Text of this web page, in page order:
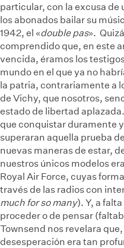
particular, con la excusa de
los abonados bailar su
1942, el «double pas».
comprendido que, en este
vencida, éramos los
mundo en el que ya no
la patria, contrariamente a
de Vichy, que nosotros,
estado de libertad
que conquistar duramente
superaran aquella prueba
nuevas maneras de estar,
nuestros únicos modelos
Royal Air Force, cuyas
través de las radios con
much for so many). Y, a
proceder o de pensar
Townsend nos revelara
desesperación era tan